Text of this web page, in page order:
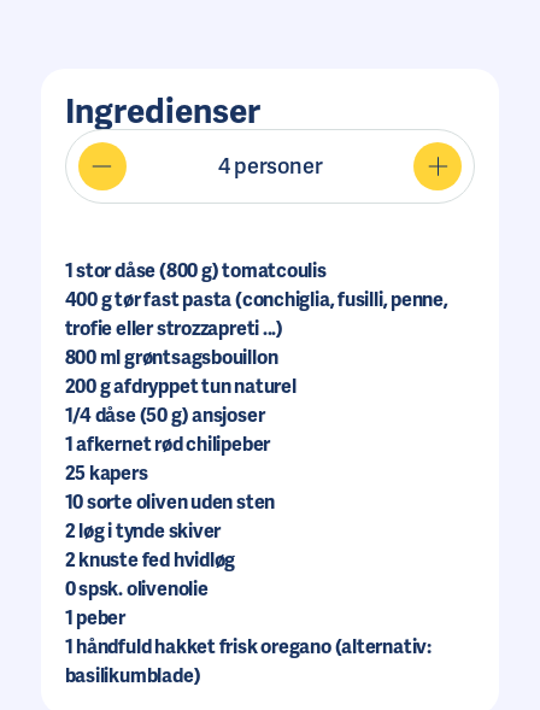
Ingredienser
4personer
1stor dåse (800 g) tomatcoulis
400g tør fast pasta (conchiglia, fusilli, penne,
trofie eller strozzapreti ...)
800ml grøntsagsbouillon
200g afdryppet tun naturel
1/4dåse (50 g) ansjoser
1afkernet rød chilipeber
25kapers
10sorte oliven uden sten
2løg i tynde skiver
2knuste fed hvidløg
0spsk. olivenolie
1peber
1håndfuld hakket frisk oregano (alternativ:
basilikumblade)